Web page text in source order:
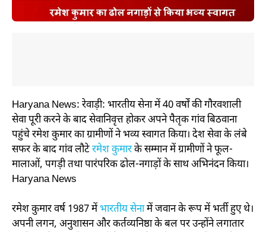
Haryana News: रेवाड़ी: भारतीय सेना में 40 वर्षों की गौरवशाली
सेवा पूरी करने के बाद सेवानिवृत्त होकर अपने पैतृक गांव बिठवाना
पहुंचे रमेश कुमार का ग्रामीणों ने भव्य स्वागत किया। देश सेवा के लंबे
सफर के बाद गांव लौटेरमेश कुमारके सम्मान में ग्रामीणों ने फूल-
मालाओं, पगड़ी तथा पारंपरिक ढोल-नगाड़ों के साथ अभिनंदन किया।
Haryana News
रमेश कुमार वर्ष 1987 मेंभारतीय सेनामें जवान के रूप में भर्ती हुए थे।
अपनी लगन, अनुशासन और कर्तव्यनिष्ठा के बल पर उन्होंने लगातार